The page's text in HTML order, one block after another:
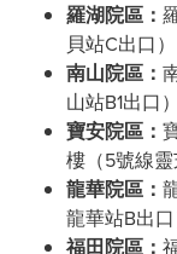
羅湖院區：
貝站C出口）
南山院區：
山站B1出口）
寶安院區：
樓（5號線靈
龍華院區：
龍華站B出口
福田院區：